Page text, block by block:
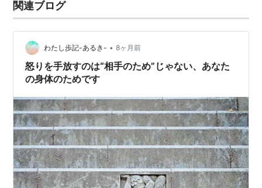
関連ブログ
わたし歩記-あるき- • 8ヶ月前
怒りを手放すのは“相手のため”じゃない、あなた
の身体のためです